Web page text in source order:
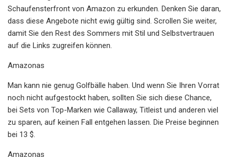
Schaufensterfront von Amazon zu erkunden. Denken Sie daran,
dass diese Angebote nicht ewig gültig sind. Scrollen Sie weiter,
damit Sie den Rest des Sommers mit Stil und Selbstvertrauen
auf die Links zugreifen können.
Amazonas
Man kann nie genug Golfbälle haben. Und wenn Sie Ihren Vorrat
noch nicht aufgestockt haben, sollten Sie sich diese Chance,
bei Sets von Top-Marken wie Callaway, Titleist und anderen viel
zu sparen, auf keinen Fall entgehen lassen. Die Preise beginnen
bei 13 $.
Amazonas